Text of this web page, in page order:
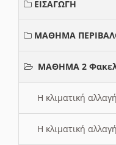
ΕΙΣΑΓΩΓΗ
ΜΑΘΗΜΑ
ΜΑΘΗΜΑ 2
Η κλιματική
Η κλιματική